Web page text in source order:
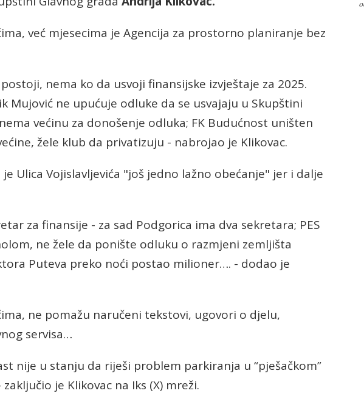
već mjesecima je Agencija za prostorno planiranje bez
nema ko da usvoji finansijske izvještaje za 2025.
Mujović ne upućuje odluke da se usvajaju u Skupštini
većinu za donošenje odluka; FK Budućnost uništen
žele klub da privatizuju - nabrojao je Klikovac.
je Ulica Vojislavljevića "još jedno lažno obećanje" jer i dalje
za finansije - za sad Podgorica ima dva sekretara; PES
ne žele da ponište odluku o razmjeni zemljišta
Puteva preko noći postao milioner…. - dodao je
ne pomažu naručeni tekstovi, ugovori o djelu,
servisa…
nije u stanju da riješi problem parkiranja u “pješačkom”
je Klikovac na Iks (X) mreži.